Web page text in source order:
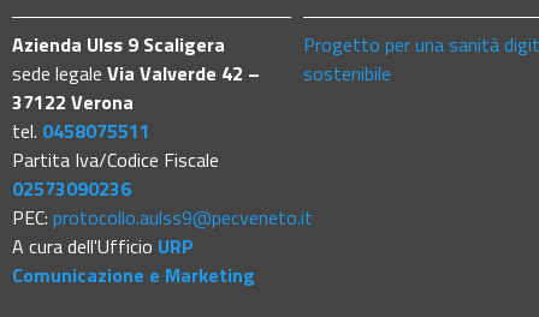
Azienda Ulss 9 Scaligera
sede legale Via Valverde 42 –
37122 Verona
tel. 0458075511
Partita Iva/Codice Fiscale
02573090236
PEC: protocollo.aulss9@pecveneto.it
A cura dell'Ufficio URP
Comunicazione e Marketing
Progetto per una sanità
sostenibile